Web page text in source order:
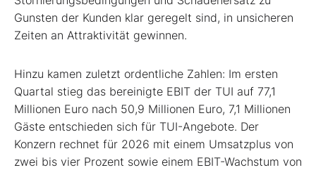
Gunsten der Kunden klar geregelt sind, in unsicheren
Zeiten an Attraktivität gewinnen.
Hinzu kamen zuletzt ordentliche Zahlen: Im ersten
Quartal stieg das bereinigte EBIT der TUI auf 77,1
Millionen Euro nach 50,9 Millionen Euro, 7,1 Millionen
Gäste entschieden sich für TUI-Angebote. Der
Konzern rechnet für 2026 mit einem Umsatzplus von
zwei bis vier Prozent sowie einem EBIT-Wachstum von